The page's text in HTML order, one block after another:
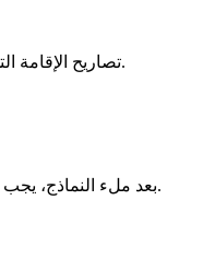
تصاريح الإقامة التي تتجدد عبر البريد تتطلب خطوات دقيقة. أولاً، ابحث على موقع المحافظة عن النماذج اللازمة وحملها. ثم، املأها بعناية.
بعد ملء النماذج، يجب عليك أيضًا إعداد بعض الوثائق. هذه الوثائق تظهر وضعك الحالي. ابحث عن قوائم الأوراق المطلوبة على موقع المحافظة.